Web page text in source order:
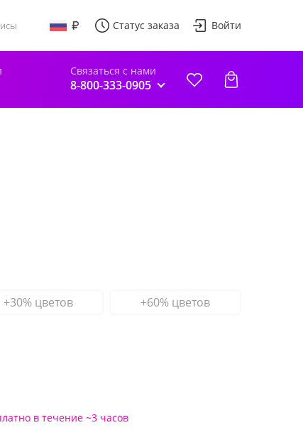
Статус заказа Войти
Связаться с нами
8-800-333-0905
+30% цветов +60% цветов
в течение ~3 часов